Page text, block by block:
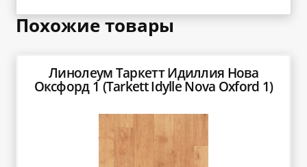
Похожие товары
Линолеум Таркетт Идиллия Нова
Оксфорд 1 (Tarkett Idylle Nova Oxford 1)